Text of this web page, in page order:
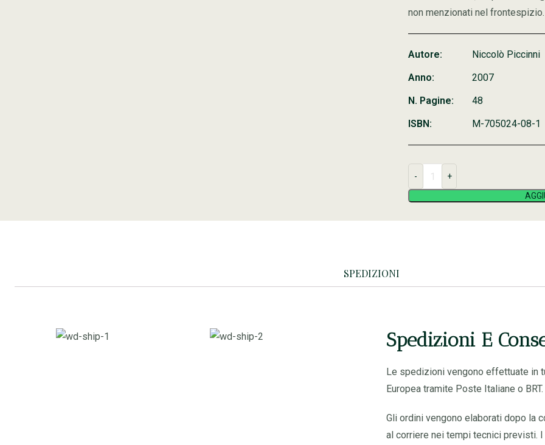
non menzionati nel frontespizio.
Autore:
Anno:
N. Pagine:
ISBN:
Niccolò Piccinni
2007
48
M-705024-08-1
SPEDIZIONI
Spedizioni E
Le spedizioni vengono effettuate in
Europea tramite Poste Italiane o BRT.
Gli ordini vengono elaborati dopo la
al corriere nei tempi tecnici previsti.